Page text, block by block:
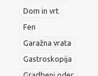
Dom in vrt
Fen
Garažna vrata
Gastroskopija